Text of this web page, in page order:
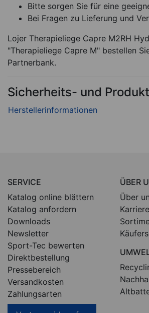
Bitte sorgen Sie für eine
Bei Fragen zu Lieferung und
Lojer Therapieliege Capre M2RH
"Therapieliege Capre M" bestellen
Partnerbank.
Sicherheits- und
SERVICE
Katalog online blättern
Katalog anfordern
Downloads
Newsletter
Sport-Tec bewerten
Direktbestellung
Pressebereich
Versandkosten
Zahlungsarten
ÜBER
Über
Karriere